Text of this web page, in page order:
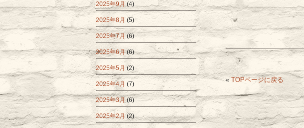
2025年9月(4)
2025年8月 (5)
2025年7月 (6)
2025年6月(6)
2025年5月 (2)
2025年4月 (7)
2025年3月(6)
2025年2月(2)
« TOPページに戻る